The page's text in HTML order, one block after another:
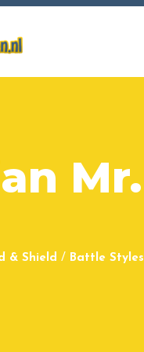
Mr.
& Shield / Battle Styles